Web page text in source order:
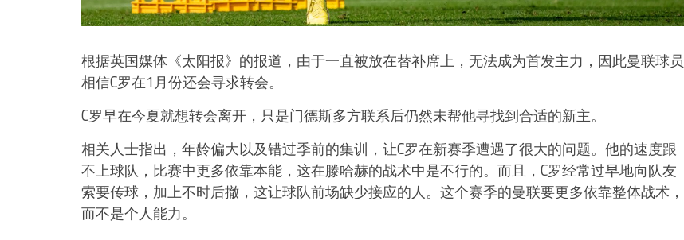
根据英国媒体《太阳报》的报道，由于一直被放在替补席上，无法成为首发主力，因此曼联球员
相信C罗在1月份还会寻求转会。
C罗早在今夏就想转会离开，只是门德斯多方联系后仍然未帮他寻找到合适的新主。
相关人士指出，年龄偏大以及错过季前的集训，让C罗在新赛季遭遇了很大的问题。他的速度跟
不上球队，比赛中更多依靠本能，这在滕哈赫的战术中是不行的。而且，C罗经常过早地向队友
索要传球，加上不时后撤，这让球队前场缺少接应的人。这个赛季的曼联要更多依靠整体战术，
而不是个人能力。